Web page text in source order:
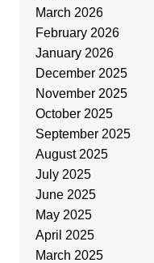
March 2026
February 2026
January 2026
December 2025
November 2025
October 2025
September 2025
August 2025
July 2025
June 2025
May 2025
April 2025
March 2025